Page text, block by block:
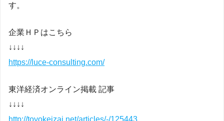
す。
企業ＨＰはこちら
↓↓↓↓
https://luce-consulting.com/
東洋経済オンライン掲載 記事
↓↓↓↓
http://toyokeizai.net/articles/-/125443